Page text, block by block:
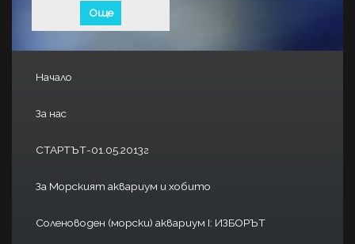
Начало
За нас
СТАРТЪТ-01.05.2013г
За Морският аквариум и хобито
Соленоводен (морски) аквариум I: ИЗБОРЪТ
Още